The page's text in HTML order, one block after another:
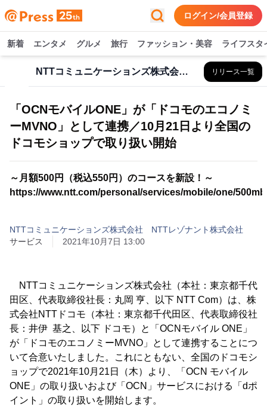
ログイン/会員登録
新着 エンタメ グルメ 旅行 ファッション・美容 ライフスタ
NTTコミュニケーションズ株式会社 NTTレゾナント株式会社 リリース一覧
「OCNモバイルONE」が「ドコモのエコノミ
ーMVNO」として連携／10月21日より全国の
ドコモショップで取り扱い開始
～月額500円（税込550円）のコースを新設！～
https://www.ntt.com/personal/services/mobile/one/
NTTコミュニケーションズ株式会社 NTTレゾナント株式会社
サービス
2021年10月7日 13:00
NTTコミュニケーションズ株式会社（本社：東京都千代
田区、代表取締役社長：丸岡 亨、以下 NTT Com）は、株
式会社NTTドコモ（本社：東京都千代田区、代表取締役社
長：井伊 基之、以下 ドコモ）と「OCNモバイル ONE」
が「ドコモのエコノミーMVNO」として連携することにつ
いて合意いたしました。これにともない、全国のドコモシ
ョップで2021年10月21日（木）より、「OCN モバイル
ONE」の取り扱いおよび「OCN」サービスにおける「dポ
イント」の取り扱いを開始します。